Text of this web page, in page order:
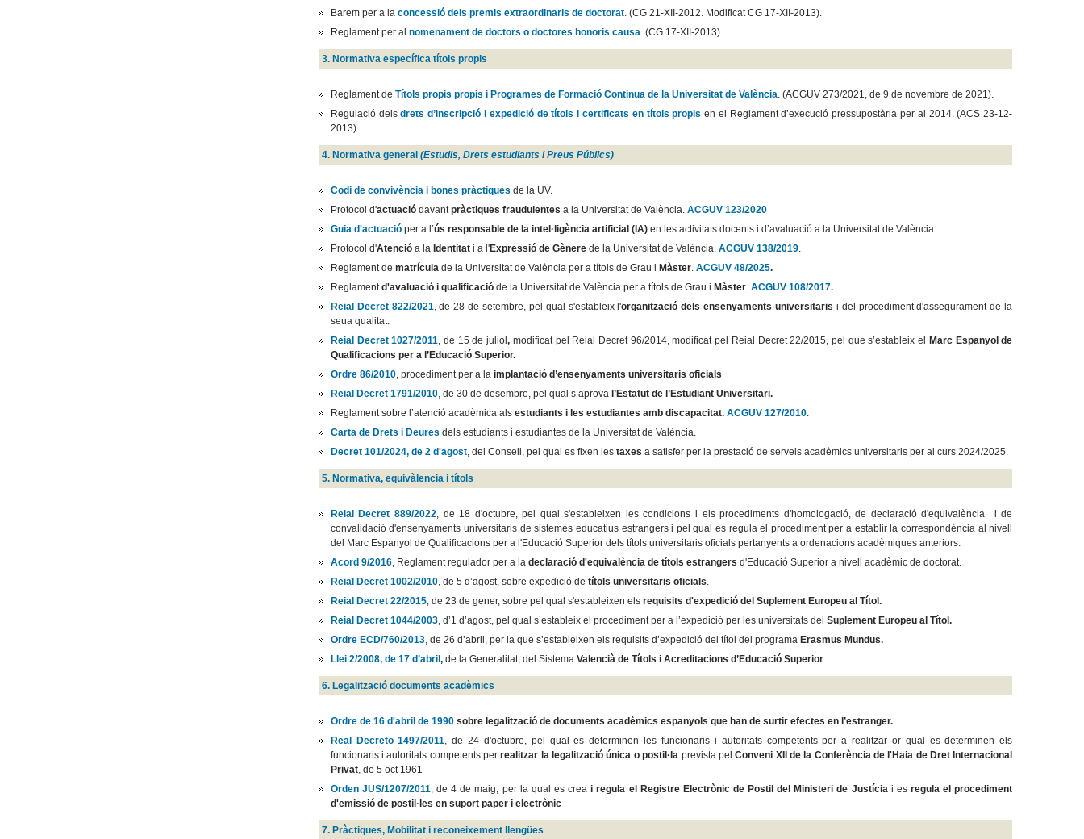
Barem per a la concessió dels premis extraordinaris de doctorat. (CG 21-XII-2012. Modificat CG 17-XII-2013).
Reglament per al nomenament de doctors o doctores honoris causa. (CG 17-XII-2013)
3. Normativa específica títols propis
Reglament de Títols propis propis i Programes de Formació Continua de la Universitat de València. (ACGUV 273/2021, de 9 de novembre de 2021).
Regulació delsdrets d’inscripció i expedició de títols i certificats en títols propisen el Reglament d’execució pressupostària per al 2014. (ACS 23-12-
2013)
4. Normativa general (Estudis, Drets estudiants i Preus Públics)
Codi de convivència i bones pràctiques de la UV.
Protocol d'actuaciódavantpràctiques fraudulentes a la Universitat de València. ACGUV 123/2020
Guia d'actuacióper a l’ús responsable de la intel·ligència artificial (IA)en les activitats docents i d’avaluació a la Universitat de València
Protocol d'Atencióa la Identitati a l'Expressió de Gènerede la Universitat de València. ACGUV 138/2019.
Reglament de matrículade la Universitat de València per a títols de Grau i Màster. ACGUV 48/2025.
Reglamentd'avaluació i qualificacióde la Universitat de València per a títols de Grau i Màster. ACGUV 108/2017.
Reial Decret 822/2021, de 28 de setembre, pel qual s'estableix l'organització dels ensenyaments universitaris i del procediment d'assegurament de la
seua qualitat.
Reial Decret 1027/2011, de 15 de juliol, modificat pel Reial Decret 96/2014, modificat pel Reial Decret 22/2015, pel que s’estableix el
Marc Espanyol de
Qualificacions per a l’Educació Superior.
Ordre 86/2010, procediment per a la implantació d’ensenyaments universitaris oficials
Reial Decret 1791/2010, de 30 de desembre, pel qual s’aprova l’Estatut de l’Estudiant Universitari.
Reglament sobre l’atenció acadèmica als estudiants i les estudiantes amb discapacitat. ACGUV 127/2010.
Carta de Drets i Deures dels estudiants i estudiantes de la Universitat de València.
Decret 101/2024, de 2 d'agost, del Consell, pel qual es fixen les taxes a satisfer per la prestació de serveis acadèmics universitaris per al curs 2024/2025.
5. Normativa, equivàlencia i títols
Reial Decret 889/2022, de 18 d'octubre, pel qual s'estableixen les condicions i els procediments d'homologació, de declaració d'equivalència i de
convalidació d'ensenyaments universitaris de sistemes educatius estrangers i pel qual es regula el procediment per a establir la correspondència al nivell
del Marc Espanyol de Qualificacions per a l'Educació Superior dels títols universitaris oficials pertanyents a ordenacions acadèmiques anteriors.
Acord 9/2016, Reglament regulador per a la declaració d'equivalència de títols estrangers d'Educació Superior a nivell acadèmic de doctorat.
Reial Decret 1002/2010, de 5 d’agost, sobre expedició de títols universitaris oficials.
Reial Decret 22/2015, de 23 de gener, sobre pel qual s'estableixen els requisits d'expedició del Suplement Europeu al Títol.
Reial Decret 1044/2003, d’1 d’agost, pel qual s’estableix el procediment per a l’expedició per les universitats del Suplement Europeu al Títol.
Ordre ECD/760/2013, de 26 d’abril, per la que s’estableixen els requisits d’expedició del títol del programa Erasmus Mundus.
Llei 2/2008, de 17 d’abril ,de la Generalitat, del Sistema Valencià de Títols i Acreditacions d’Educació Superior.
6. Legalització documents acadèmics
Ordre de 16 d'abril de 1990 sobre legalització de documents acadèmics espanyols que han de surtir efectes en l’estranger.
Real Decreto 1497/2011, de 24 d'octubre, pel qual es determinen les funcionaris i autoritats competents per a realitzar or qual es determinen els
funcionaris i autoritats competents perrealitzar la legalització única o postil·la prevista pelConveni XII de la Conferència de l'Haia de Dret Internacional
Privat, de 5 oct 1961
Orden JUS/1207/2011, de 4 de maig, per la qual es creai regula el Registre Electrònic de Postil del Ministeri de Justícia i es regula el procediment
d'emissió de postil·les en suport paper i electrònic
7. Pràctiques, Mobilitat i reconeixement llengües